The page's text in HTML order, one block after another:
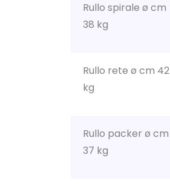
Rullo spirale ø cm
38 kg
Rullo rete ø cm 42
kg
Rullo packer ø cm
37 kg